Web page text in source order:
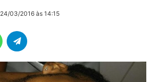
24/03/2016 às 14:15
WhatsApp